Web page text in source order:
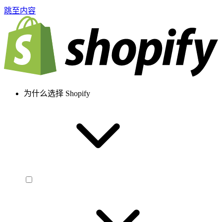
跳至内容
为什么选择 Shopify